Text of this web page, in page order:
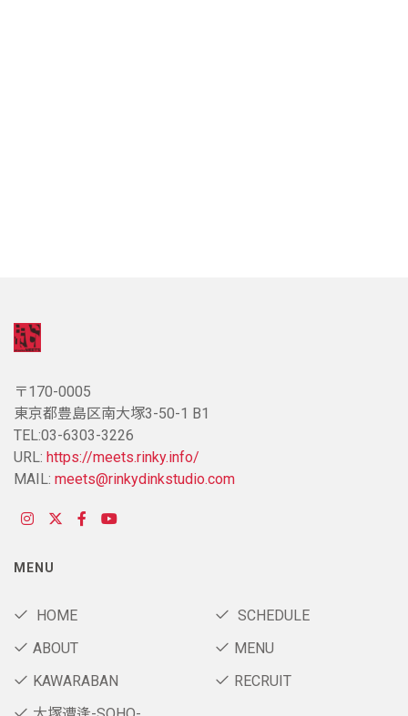
〒170-0005
東京都豊島区南大塚3-50-1 B1
TEL:03-6303-3226
URL: https://meets.rinky.info/
MAIL: meets@rinkydinkstudio.com
MENU
HOME
SCHEDULE
ABOUT
MENU
KAWARABAN
RECRUIT